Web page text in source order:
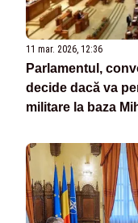
11 mar. 2026, 12:36
Parlamentul,
decide dacă va
militare la baza